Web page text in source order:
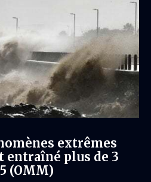
extrêmes
entraîné plus de 3
(OMM)